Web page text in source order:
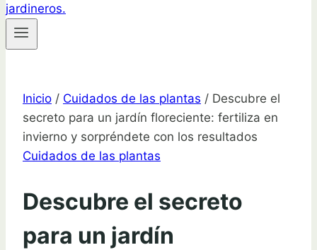
Inicio / Cuidados de las plantas / Descubre el
secreto para un jardín floreciente: fertiliza en
invierno y sorpréndete con los resultados
Cuidados de las plantas
Descubre el secreto
para un jardín